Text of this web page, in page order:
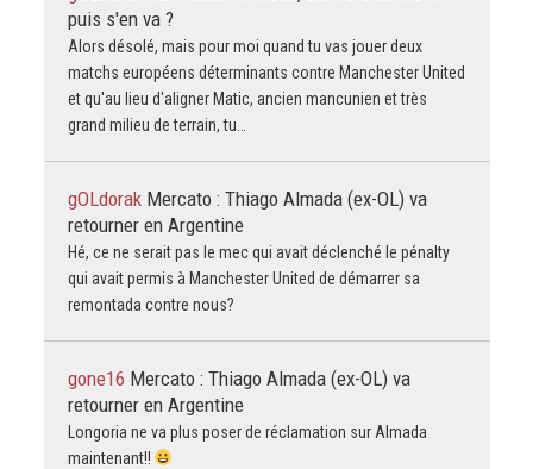
puis s'en va ?
Alors désolé, mais pour moi quand tu vas jouer deux
matchs européens déterminants contre Manchester United
et qu'au lieu d'aligner Matic, ancien mancunien et très
grand milieu de terrain, tu…
gOLdorak Mercato : Thiago Almada (ex-OL) va
retourner en Argentine
Hé, ce ne serait pas le mec qui avait déclenché le pénalty
qui avait permis à Manchester United de démarrer sa
remontada contre nous?
gone16 Mercato : Thiago Almada (ex-OL) va
retourner en Argentine
Longoria ne va plus poser de réclamation sur Almada
maintenant!!